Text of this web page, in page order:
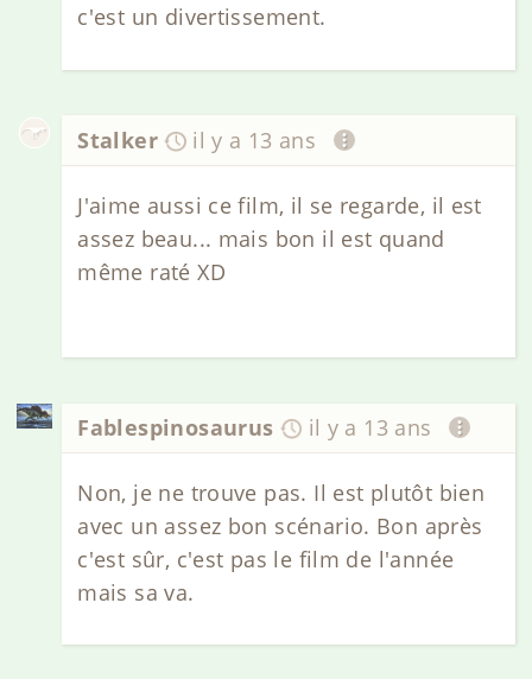
c'est un divertissement.
Stalker il y a 13 ans
J'aime aussi ce film, il se regarde, il est
assez beau... mais bon il est quand
même raté XD
Fablespinosaurus il y a 13 ans
Non, je ne trouve pas. Il est plutôt bien
avec un assez bon scénario. Bon après
c'est sûr, c'est pas le film de l'année
mais sa va.